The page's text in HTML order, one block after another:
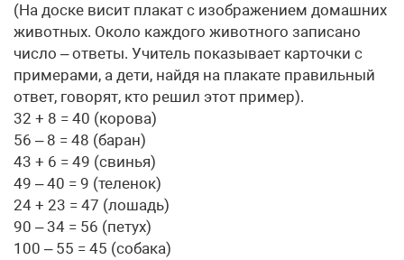
(На доске висит плакат с изображением домашних
животных. Около каждого животного записано
число – ответы. Учитель показывает карточки с
примерами, а дети, найдя на плакате правильный
ответ, говорят, кто решил этот пример).
32 + 8 = 40 (корова)
56 – 8 = 48 (баран)
43 + 6 = 49 (свинья)
49 – 40 = 9 (теленок)
24 + 23 = 47 (лошадь)
90 – 34 = 56 (петух)
100 – 55 = 45 (собака)